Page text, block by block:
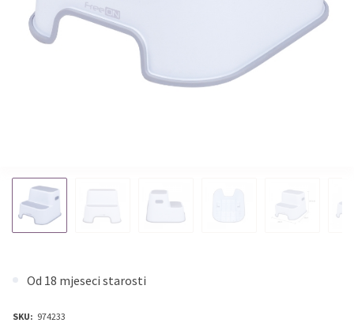
Od 18 mjeseci starosti
SKU: 974233